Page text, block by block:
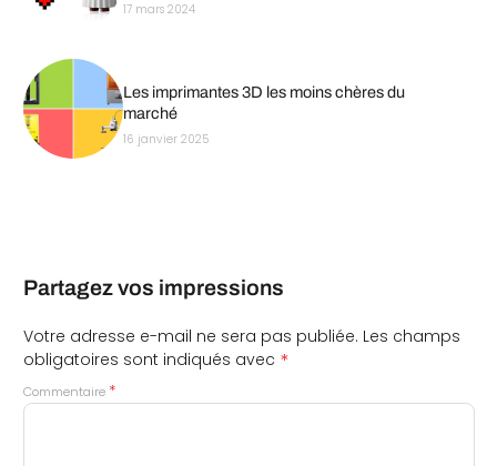
17 mars 2024
Les imprimantes 3D les moins chères du
marché
16 janvier 2025
Partagez vos impressions
Votre adresse e-mail ne sera pas publiée. Les champs
obligatoires sont indiqués avec *
Commentaire *